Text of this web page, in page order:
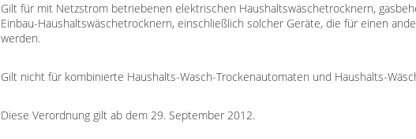
Gilt für mit Netzstrom betriebenen elektrischen Haushaltswäschetrocknern,
Einbau-Haushaltswäschetrocknern, einschließlich solcher Geräte, die für einen
werden.
Gilt nicht für kombinierte Haushalts-Wasch-Trockenautomaten und Haushalts-
Diese Verordnung gilt ab dem 29. September 2012.